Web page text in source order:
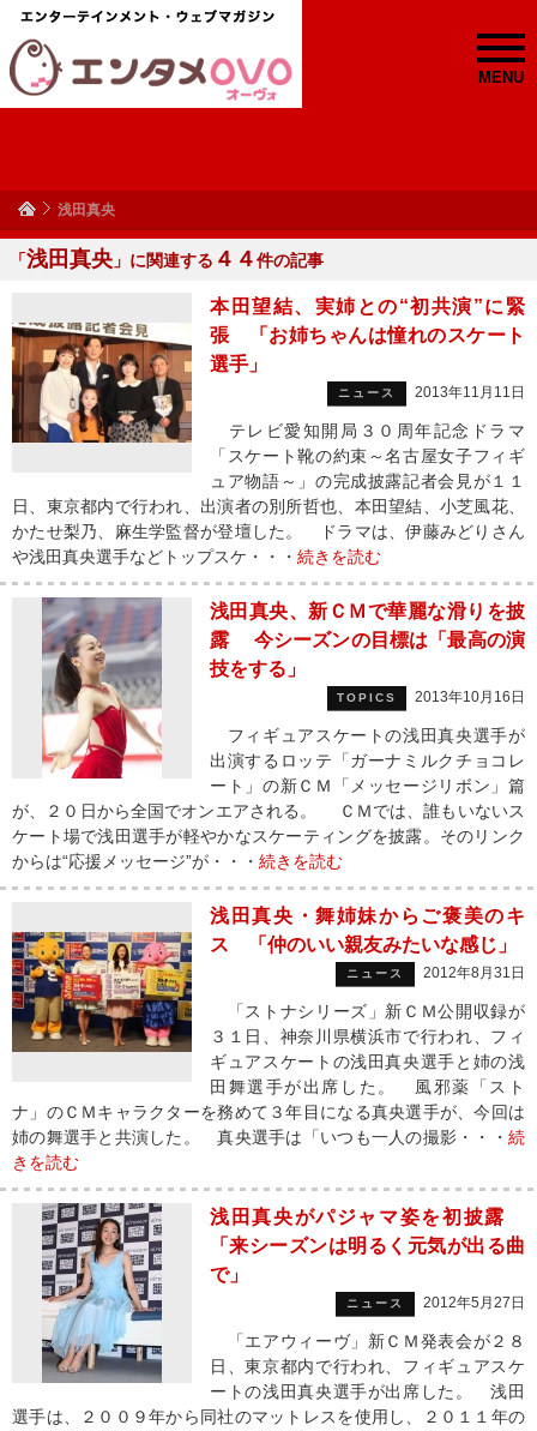
MENU
浅田真央
「浅田真央 」に関連する ４４件の記事
本田望結、実姉との“初共演”に緊
張 「お姉ちゃんは憧れのスケート
選手」
ニュース 2013年11月11日
テレビ愛知開局３０周年記念ドラマ
「スケート靴の約束～名古屋女子フィギ
ュア物語～」の完成披露記者会見が１１
日、東京都内で行われ、出演者の別所哲也、本田望結、小芝風花、
かたせ梨乃、麻生学監督が登壇した。 ドラマは、伊藤みどりさん
や浅田真央選手などトップスケ・・・ 続きを読む
浅田真央、新ＣＭで華麗な滑りを披
露 今シーズンの目標は「最高の演
技をする」
TOPICS 2013年10月16日
フィギュアスケートの浅田真央選手が
出演するロッテ「ガーナミルクチョコレ
ート」の新ＣＭ「メッセージリボン」篇
が、２０日から全国でオンエアされる。 ＣＭでは、誰もいないス
ケート場で浅田選手が軽やかなスケーティングを披露。そのリンク
からは“応援メッセージ”が・・・ 続きを読む
浅田真央・舞姉妹からご褒美のキ
ス 「仲のいい親友みたいな感じ」
ニュース 2012年8月31日
「ストナシリーズ」新ＣＭ公開収録が
３１日、神奈川県横浜市で行われ、フィ
ギュアスケートの浅田真央選手と姉の浅
田舞選手が出席した。 風邪薬「スト
ナ」のＣＭキャラクターを務めて３年目になる真央選手が、今回は
姉の舞選手と共演した。 真央選手は「いつも一人の撮影・・・ 続
きを読む
浅田真央がパジャマ姿を初披露
「来シーズンは明るく元気が出る曲
で」
ニュース 2012年5月27日
「エアウィーヴ」新ＣＭ発表会が２８
日、東京都内で行われ、フィギュアスケ
ートの浅田真央選手が出席した。 浅田
選手は、２００９年から同社のマットレスを使用し、２０１１年の